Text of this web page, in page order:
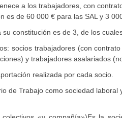
a los trabajadores, con
es de 60 000 € para las SAL y 3
constitución es de 3, de los
socios trabajadores (con
y trabajadores asalariados
realizada por cada socio.
de Trabajo como sociedad